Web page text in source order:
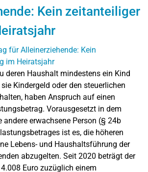
Kein zeitanteiliger
deren Haushalt mindestens ein Kind
Kindergeld oder den steuerlichen
haben Anspruch auf einen
Vorausgesetzt in dem
andere erwachsene Person (§ 24b
ist es, die höheren
Lebens- und Haushaltsführung der
abzugelten. Seit 2020 beträgt der
Euro zuzüglich einem